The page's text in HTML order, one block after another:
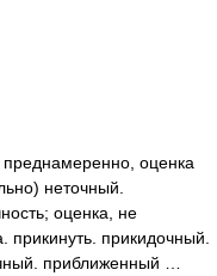
оценка
неточный.
оценка, не
прикинуть. прикидочный.
приближенный …